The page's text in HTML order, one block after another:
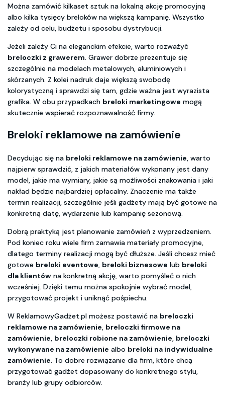
Można zamówić kilkaset sztuk na lokalną akcję promocyjną
albo kilka tysięcy breloków na większą kampanię. Wszystko
zależy od celu, budżetu i sposobu dystrybucji.
Jeżeli zależy Ci na eleganckim efekcie, warto rozważyć
breloczki z grawerem. Grawer dobrze prezentuje się
szczególnie na modelach metalowych, aluminiowych i
skórzanych. Z kolei nadruk daje większą swobodę
kolorystyczną i sprawdzi się tam, gdzie ważna jest wyrazista
grafika. W obu przypadkach breloki marketingowe mogą
skutecznie wspierać rozpoznawalność firmy.
Breloki reklamowe na zamówienie
Decydując się na breloki reklamowe na zamówienie, warto
najpierw sprawdzić, z jakich materiałów wykonany jest dany
model, jakie ma wymiary, jakie są możliwości znakowania i jaki
nakład będzie najbardziej opłacalny. Znaczenie ma także
termin realizacji, szczególnie jeśli gadżety mają być gotowe na
konkretną datę, wydarzenie lub kampanię sezonową.
Dobrą praktyką jest planowanie zamówień z wyprzedzeniem.
Pod koniec roku wiele firm zamawia materiały promocyjne,
dlatego terminy realizacji mogą być dłuższe. Jeśli chcesz mieć
gotowe breloki eventowe, breloki biznesowe lub breloki
dla klientów na konkretną akcję, warto pomyśleć o nich
wcześniej. Dzięki temu można spokojnie wybrać model,
przygotować projekt i uniknąć pośpiechu.
W ReklamowyGadżet.pl możesz postawić na breloczki
reklamowe na zamówienie, breloczki firmowe na
zamówienie, breloczki robione na zamówienie, breloczki
wykonywane na zamówienie albo breloki na indywidualne
zamówienie. To dobre rozwiązanie dla firm, które chcą
przygotować gadżet dopasowany do konkretnego stylu,
branży lub grupy odbiorców.